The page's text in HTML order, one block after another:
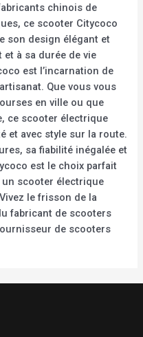
chinois de
ce scooter Citycoco
son design élégant et
à sa durée de vie
est l’incarnation de
Que vous vous
en ville ou que
ce scooter électrique
et avec style sur la route.
sa fiabilité inégalée et
est le choix parfait
scooter électrique
le frisson de la
fabricant de scooters
de scooters